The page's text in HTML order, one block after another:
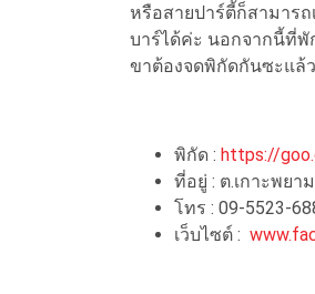
หรือสายปาร์ตี้ก็สามาร
บาร์ได้ค่ะ นอกจากนี้ที่พั
ขาต้องจดพิกัดกันซะแล้
พิกัด : https://
ที่อยู่ : ต.เกาะพยา
โทร : 09-5523-
เว็บไซต์ :